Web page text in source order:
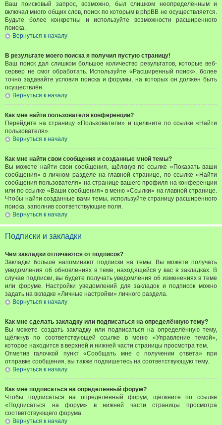
Ваш поисковый запрос, возможно, был слишком неопределённым и
включал много общих слов, поиск по которым в phpBB не осуществляется.
Будьте более конкретны и используйте возможности расширенного
поиска.
Вернуться к началу
В результате моего поиска я получил пустую страницу!
Ваш поиск дал слишком большое количество результатов, которые веб-
сервер не смог обработать. Используйте «Расширенный поиск», более
точно задавайте условия поиска и форумы, на которых он должен быть
осуществлён.
Вернуться к началу
Как мне найти пользователя конференции?
Перейдите на страницу «Пользователи» и щёлкните по ссылке «Найти
пользователя».
Вернуться к началу
Как мне найти свои сообщения и созданные мной темы?
Вы можете найти свои сообщения, щёлкнув по ссылке «Показать ваши
сообщения» в личном разделе на главной странице, по ссылке «Найти
сообщения пользователя» на странице вашего профиля на конференции
или по ссылке «Ваши сообщения» в меню «Ссылки» на главной странице.
Чтобы найти созданные вами темы, используйте страницу расширенного
поиска, заполнив соответствующие поля.
Вернуться к началу
Подписки и закладки
Чем закладки отличаются от подписок?
Закладки больше напоминают подписки на темы. Вы можете получать
уведомления об обновлениях в теме, находящейся у вас в закладках. В
случае подписки, вы будете получать уведомления об изменениях в теме
или форуме. Настройки уведомлений для закладок и подписок можно
задать на вкладке «Личные настройки» личного раздела.
Вернуться к началу
Как мне сделать закладку или подписаться на определённую тему?
Вы можете создать закладку или подписаться на определённую тему,
щёлкнув по соответствующей ссылке в меню «Управление темой»,
которое находится в верхней и нижней части страницы просмотра тем.
Отметив галочкой пункт «Сообщать мне о получении ответа» при
отправке сообщения, вы также подпишетесь на соответствующую тему.
Вернуться к началу
Как мне подписаться на определённый форум?
Чтобы подписаться на определённый форум, щёлкните по ссылке
«Подписаться на форум» в нижней части страницы просмотра
соответствующего форума.
Вернуться к началу